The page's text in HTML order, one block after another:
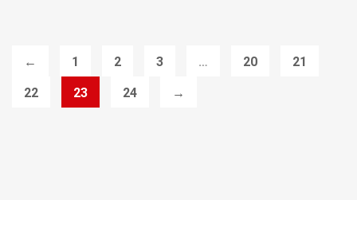
← 1 2 3 … 20 21
22 23 24 →